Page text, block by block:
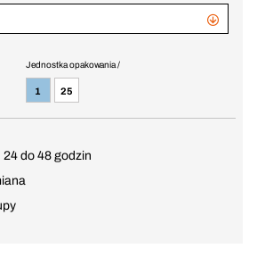
Jednostka opakowania /
1 25
do 48 godzin